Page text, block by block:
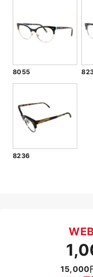
8055
8236
15,000